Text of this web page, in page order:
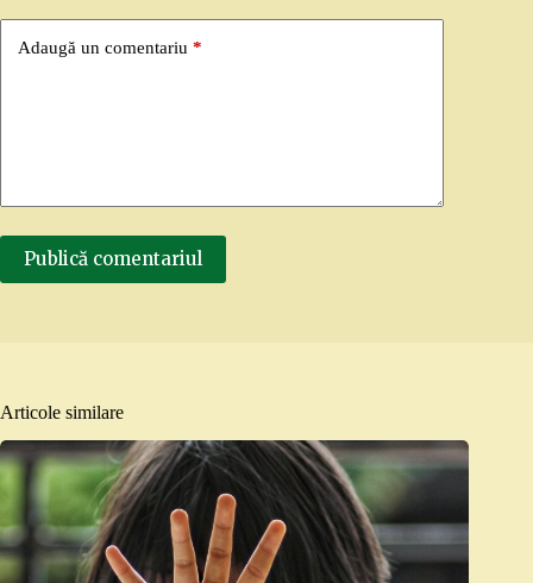
Adaugă un comentariu *
Publică comentariul
Articole similare